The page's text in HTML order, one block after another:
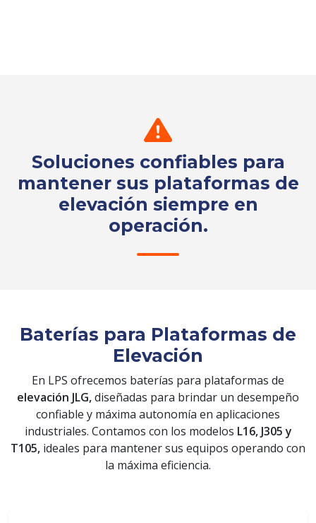
Soluciones confiables para
mantener sus plataformas de
elevación siempre en
operación.
Baterías para Plataformas de
Elevación
En LPS ofrecemos baterías para plataformas de
elevación JLG,diseñadas para brindar un desempeño
confiable y máxima autonomía en aplicaciones
industriales. Contamos con los modelos L16, J305 y
T105, ideales para mantener sus equipos operando con
la máxima eficiencia.